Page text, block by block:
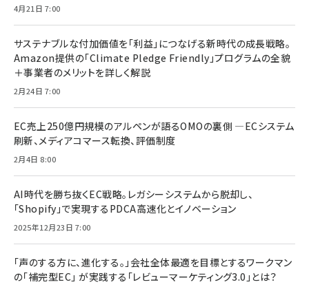
4月21日 7:00
サステナブルな付加価値を「利益」につなげる新時代の成長戦略。
Amazon提供の「Climate Pledge Friendly」プログラムの全貌
＋事業者のメリットを詳しく解説
2月24日 7:00
EC売上250億円規模のアルペンが語るOMOの裏側 ―ECシステム
刷新、メディアコマース転換、評価制度
2月4日 8:00
AI時代を勝ち抜くEC戦略。レガシーシステムから脱却し、
「Shopify」で実現するPDCA高速化とイノベーション
2025年12月23日 7:00
「声のする方に、進化する。」会社全体最適を目標とするワークマン
の「補完型EC」 が実践する「レビューマーケティング3.0」とは？